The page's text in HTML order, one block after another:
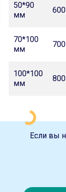
50*90
мм
600
70*100
мм
700
100*100
мм
800
Если вы